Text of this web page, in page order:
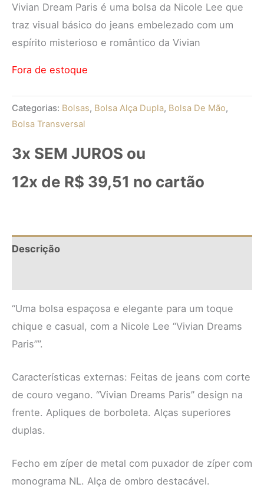
Vivian Dream Paris é uma bolsa da Nicole Lee que
traz visual básico do jeans embelezado com um
espírito misterioso e romântico da Vivian
Fora de estoque
Categorias: Bolsas, Bolsa Alça Dupla, Bolsa De Mão,
Bolsa Transversal
3x SEM JUROS ou
12x de R$ 39,51 no cartão
Descrição
“Uma bolsa espaçosa e elegante para um toque
chique e casual, com a Nicole Lee “Vivian Dreams
Paris””.
Características externas: Feitas de jeans com corte
de couro vegano. “Vivian Dreams Paris” design na
frente. Apliques de borboleta. Alças superiores
duplas.
Fecho em zíper de metal com puxador de zíper com
monograma NL. Alça de ombro destacável.